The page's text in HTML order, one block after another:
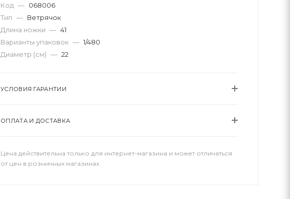
Код — 068006
Тип — Ветрячок
Длина ножки — 41
Варианты упаковок — 1/480
Диаметр (см) — 22
УСЛОВИЯ ГАРАНТИИ
ОПЛАТА И ДОСТАВКА
Цена действительна только для интернет-магазина и может отличаться
от цен в розничных магазинах